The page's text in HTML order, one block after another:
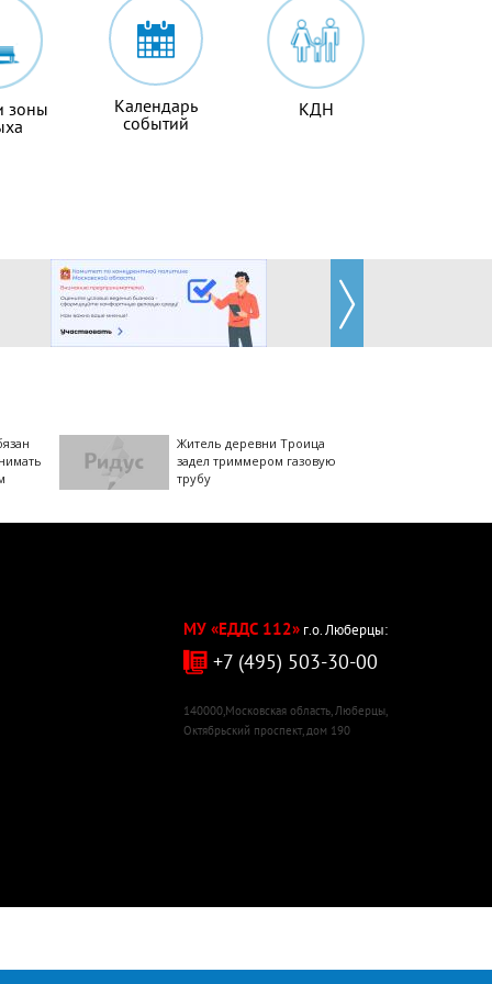
зоны
Календарь
событий
КДН
Житель деревни Троица
задел триммером газовую
трубу
МУ «ЕДДС 112» г.о. Люберцы:
+7 (495) 503-30-00
140000,Московская область, Люберцы,
Октябрьский проспект, дом 190